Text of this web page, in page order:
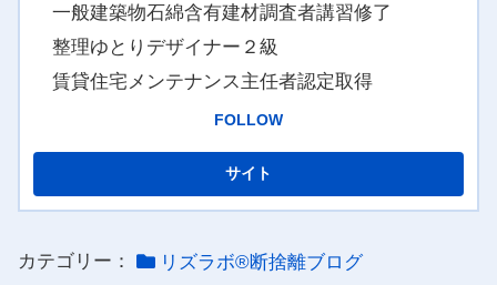
一般建築物石綿含有建材調査者講習修了
整理ゆとりデザイナー２級
賃貸住宅メンテナンス主任者認定取得
FOLLOW
カテゴリー： リズラボ®️断捨離ブログ